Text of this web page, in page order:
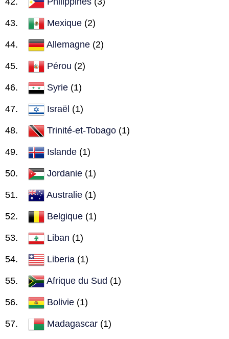
Mexique (2)
Allemagne (2)
Pérou (2)
Syrie (1)
Israël (1)
Trinité-et-Tobago (1)
Islande (1)
Jordanie (1)
Australie (1)
Belgique (1)
Liban (1)
Liberia (1)
Afrique du Sud (1)
Bolivie (1)
Madagascar (1)